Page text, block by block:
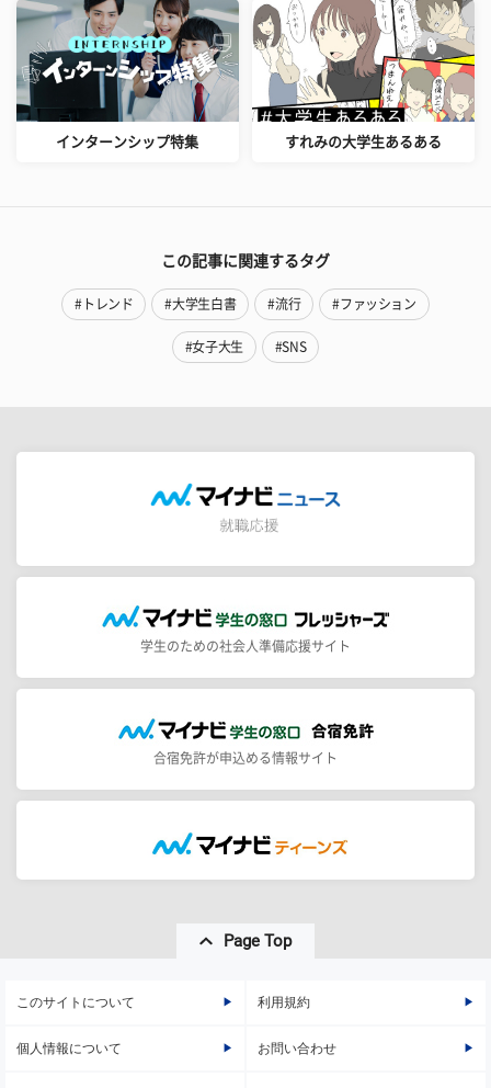
インターンシップ特集 すれみの大学生あるある
この記事に関連するタグ
#トレンド #大学生白書 #流行 #ファッション
#女子大生 #SNS
学生のための社会人準備応援サイト
合宿免許が申込める情報サイト
Page Top
このサイトについて 利用規約
個人情報について お問い合わせ